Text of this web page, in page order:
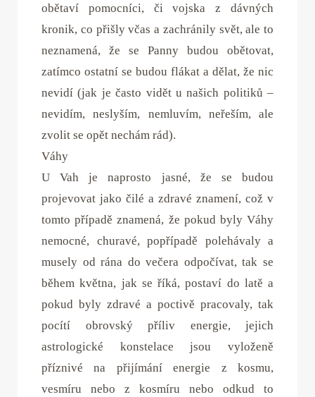
obětaví pomocníci, či vojska z dávných
kronik, co přišly včas a zachránily svět, ale to
neznamená, že se Panny budou obětovat,
zatímco ostatní se budou flákat a dělat, že nic
nevidí (jak je často vidět u našich politiků –
nevidím, neslyším, nemluvím, neřeším, ale
zvolit se opět nechám rád).
Váhy
U Vah je naprosto jasné, že se budou
projevovat jako čilé a zdravé znamení, což v
tomto případě znamená, že pokud byly Váhy
nemocné, churavé, popřípadě polehávaly a
musely od rána do večera odpočívat, tak se
během května, jak se říká, postaví do latě a
pokud byly zdravé a poctivě pracovaly, tak
pocítí obrovský příliv energie, jejich
astrologické konstelace jsou vyloženě
příznivé na přijímání energie z kosmu,
vesmíru nebo z kosmíru nebo odkud to